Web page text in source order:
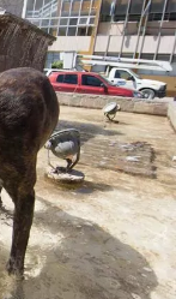
distintos
Güemes;
del Líbano;
y